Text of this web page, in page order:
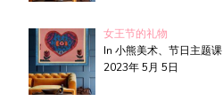
女王节的礼物
In 小熊美术、节日主题课
2023年 5月 5日